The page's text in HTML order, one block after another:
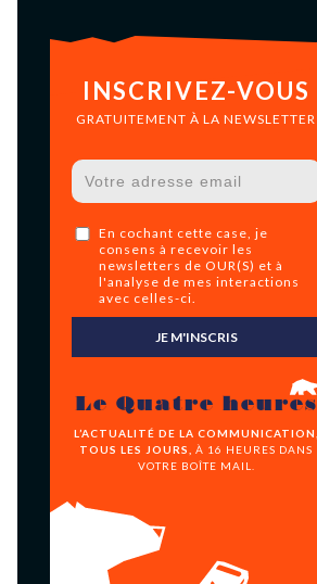
INSCRIVEZ-VOUS
GRATUITEMENT À LA NEWSLETTER
En cochant cette case, je
consens à recevoir les
newsletters de OUR(S) et à
l'analyse de mes interactions
avec celles-ci.
JE M'INSCRIS
Le Quatre heures
L’ACTUALITÉ DE LA COMMUNICATION,
TOUS LES JOURS,
À 16 HEURES DANS
VOTRE BOÎTE MAIL.